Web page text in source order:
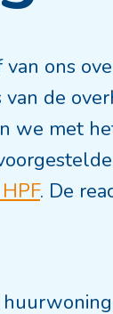
ons
de
we met
. De